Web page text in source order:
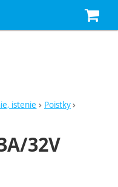
istenie
Poistky
32V